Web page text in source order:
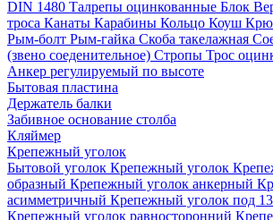
DIN 1480 Талрепы оцинкованные Блок
троса Канаты Карабины Кольцо Коуш
Рым-болт Рым-гайка Скоба такелажная
(звено соеденительное) Стропы Трос
Анкер регулируемый по высоте
Бытовая пластина
Держатель балки
Забивное основание столба
Кляймер
Крепежный уголок
Бытовой уголок Крепежный уголок
образный Крепежный уголок анкерный
асимметричный Крепежный уголок под
Крепежный уголок равносторонний